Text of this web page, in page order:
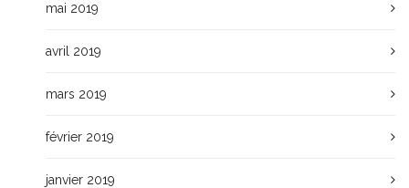
mai 2019
avril 2019
mars 2019
février 2019
janvier 2019